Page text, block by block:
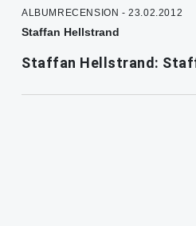
ALBUMRECENSION - 23.02.2012
Staffan Hellstrand
Staffan Hellstrand: